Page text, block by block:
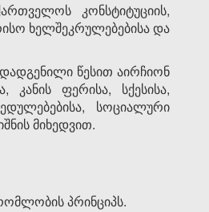
კონსტიტუციის,
ხელშეკრულებებისა და
წესით აირჩიონ
ფერისა, სქესისა,
სოციალური
მიხედვით.
პრინციპს.